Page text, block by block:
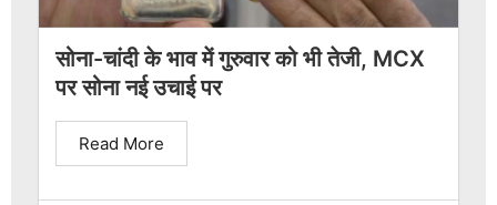
सोना-चांदी के भाव में गुरुवार को भी तेजी, MCX
पर सोना नई उचाई पर
Read More